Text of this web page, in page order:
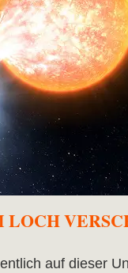
LOCH
auf dieser